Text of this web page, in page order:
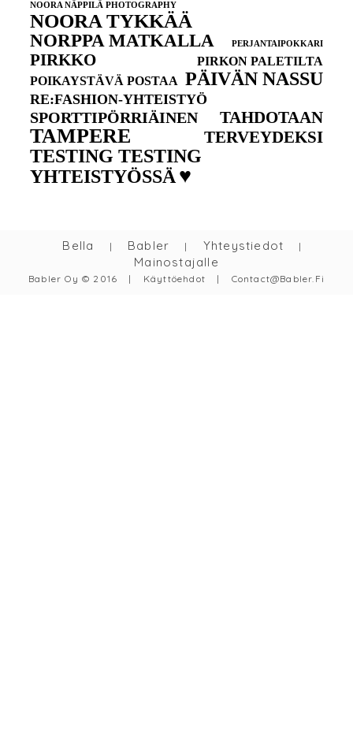
NOORA NÄPPILÄ PHOTOGRAPHY
NOORA TYKKÄÄ
NORPPA MATKALLA PERJANTAIPOKKARI
PIRKKO
PIRKON PALETILTA
POIKAYSTÄVÄ POSTAA PÄIVÄN NASSU
RE:FASHION-YHTEISTYÖ
SPORTTIPÖRRIÄINEN TAHDOTAAN
TAMPERE TERVEYDEKSI
TESTING TESTING
YHTEISTYÖSSÄ♥
Bella | Babler | Yhteystiedot |
Mainostajalle
Babler Oy © 2016 | Käyttöehdot | Contact@babler.fi